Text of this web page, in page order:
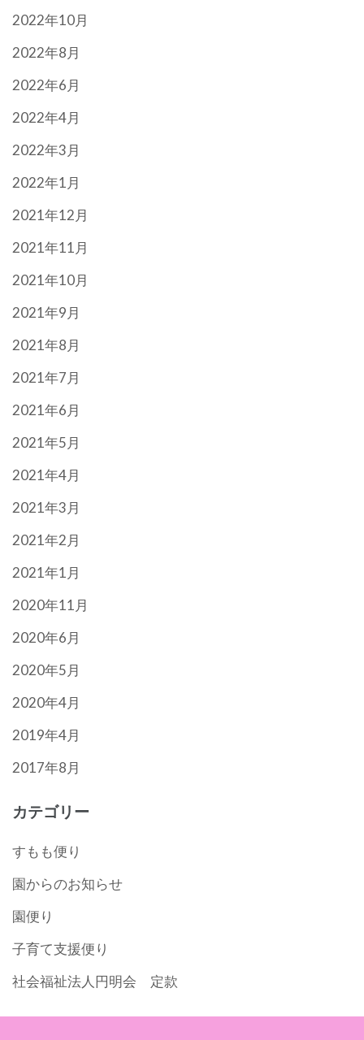
2022年10月
2022年8月
2022年6月
2022年4月
2022年3月
2022年1月
2021年12月
2021年11月
2021年10月
2021年9月
2021年8月
2021年7月
2021年6月
2021年5月
2021年4月
2021年3月
2021年2月
2021年1月
2020年11月
2020年6月
2020年5月
2020年4月
2019年4月
2017年8月
カテゴリー
すもも便り
園からのお知らせ
園便り
子育て支援便り
社会福祉法人円明会 定款